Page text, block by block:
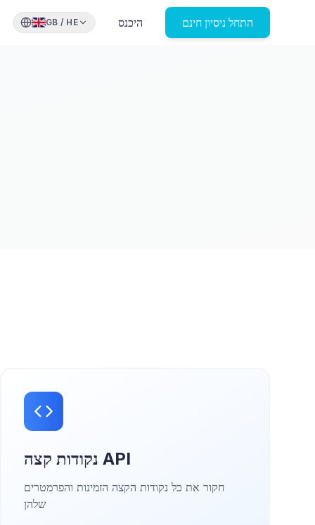
GB / HE היכנס התחל ניסיון חינם
נקודות קצה API
חקור את כל נקודות הקצה הזמינות והפרמטרים
שלהן